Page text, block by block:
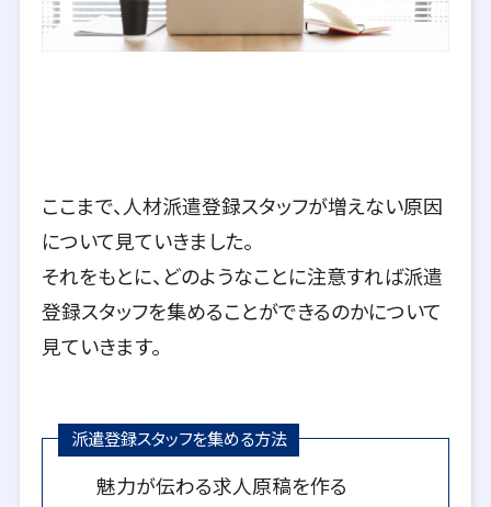
ここまで、人材派遣登録スタッフが増えない原因
について見ていきました。
それをもとに、どのようなことに注意すれば派遣
登録スタッフを集めることができるのかについて
見ていきます。
派遣登録スタッフを集める方法
魅力が伝わる求人原稿を作る